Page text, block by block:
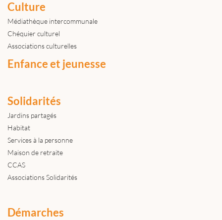
Culture
Médiathèque intercommunale
Chéquier culturel
Associations culturelles
Enfance et jeunesse
Solidarités
Jardins partagés
Habitat
Services à la personne
Maison de retraite
CCAS
Associations Solidarités
Démarches